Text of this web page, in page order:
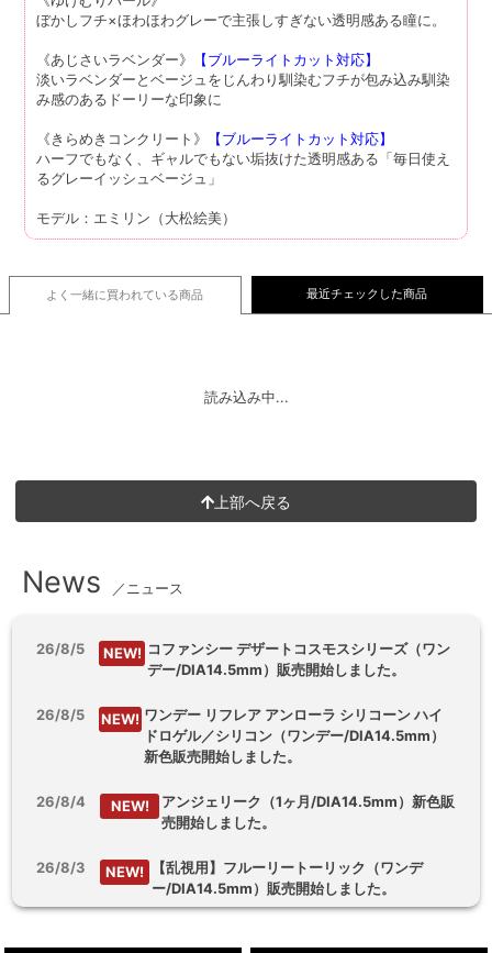
ぼかしフチ×ほわほわグレーで主張しすぎない透明感ある瞳に。
《あじさいラベンダー》
【ブルーライトカット対応】
淡いラベンダーとベージュをじんわり馴染むフチが包み込み馴染
み感のあるドーリーな印象に
《きらめきコンクリート》
【ブルーライトカット対応】
ハーフでもなく、ギャルでもない垢抜けた透明感ある「毎日使え
るグレーイッシュベージュ」
モデル：エミリン（大松絵美）
よく一緒に買われている商品 最近チェックした商品
読み込み中...
上部へ戻る
News ／ニュース
26/8/5 NEW! コファンシー デザートコスモスシリーズ（ワン
デー/DIA14.5mm）販売開始しました。
26/8/5 NEW! ワンデー リフレア アンローラ シリコーン ハイ
ドロゲル／シリコン（ワンデー/DIA14.5mm）
新色販売開始しました。
26/8/4 NEW!
アンジェリーク（1ヶ月/DIA14.5mm）新色販
売開始しました。
26/8/3 NEW!
【乱視用】フルーリートーリック（ワンデ
ー/DIA14.5mm）販売開始しました。